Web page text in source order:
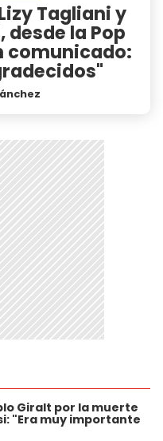
Tagliani y
desde la Pop
comunicado:
Giralt por la muerte
"Era muy importante